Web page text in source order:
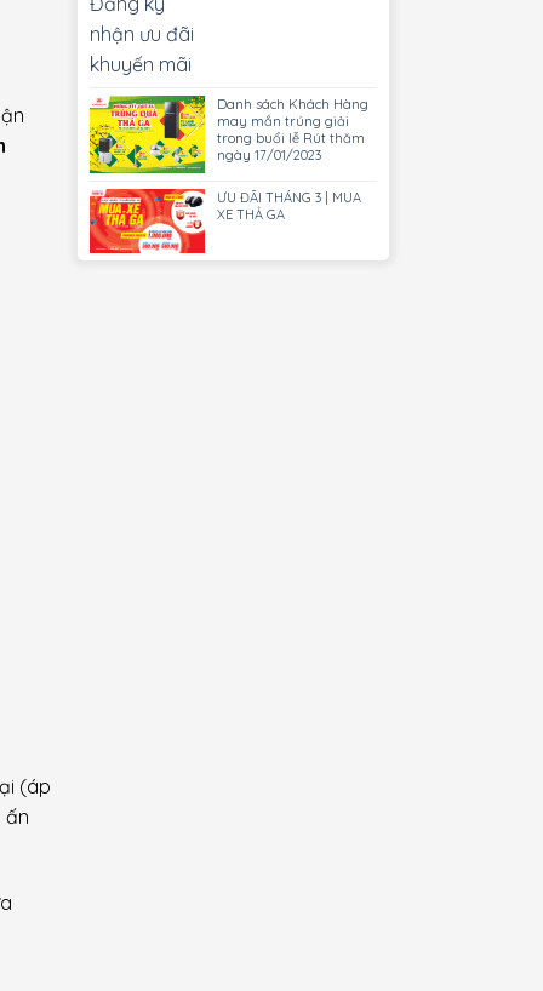
(áp
ấn
Danh sách Khách Hàng
may mắn trúng giải
trong buổi lễ Rút thăm
ngày 17/01/2023
ƯU ĐÃI THÁNG 3 | MUA
XE THẢ GA